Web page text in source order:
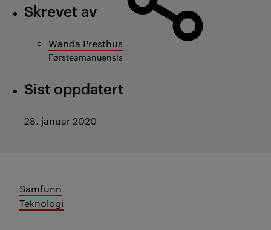
Skrevet av
Wanda Presthus
Førsteamanuensis
Sist oppdatert
28. januar 2020
Samfunn
Teknologi